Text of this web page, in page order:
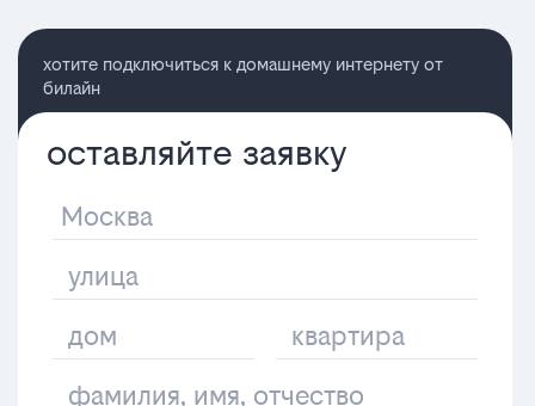
хотите подключиться к домашнему интернету от
билайн
оставляйте заявку